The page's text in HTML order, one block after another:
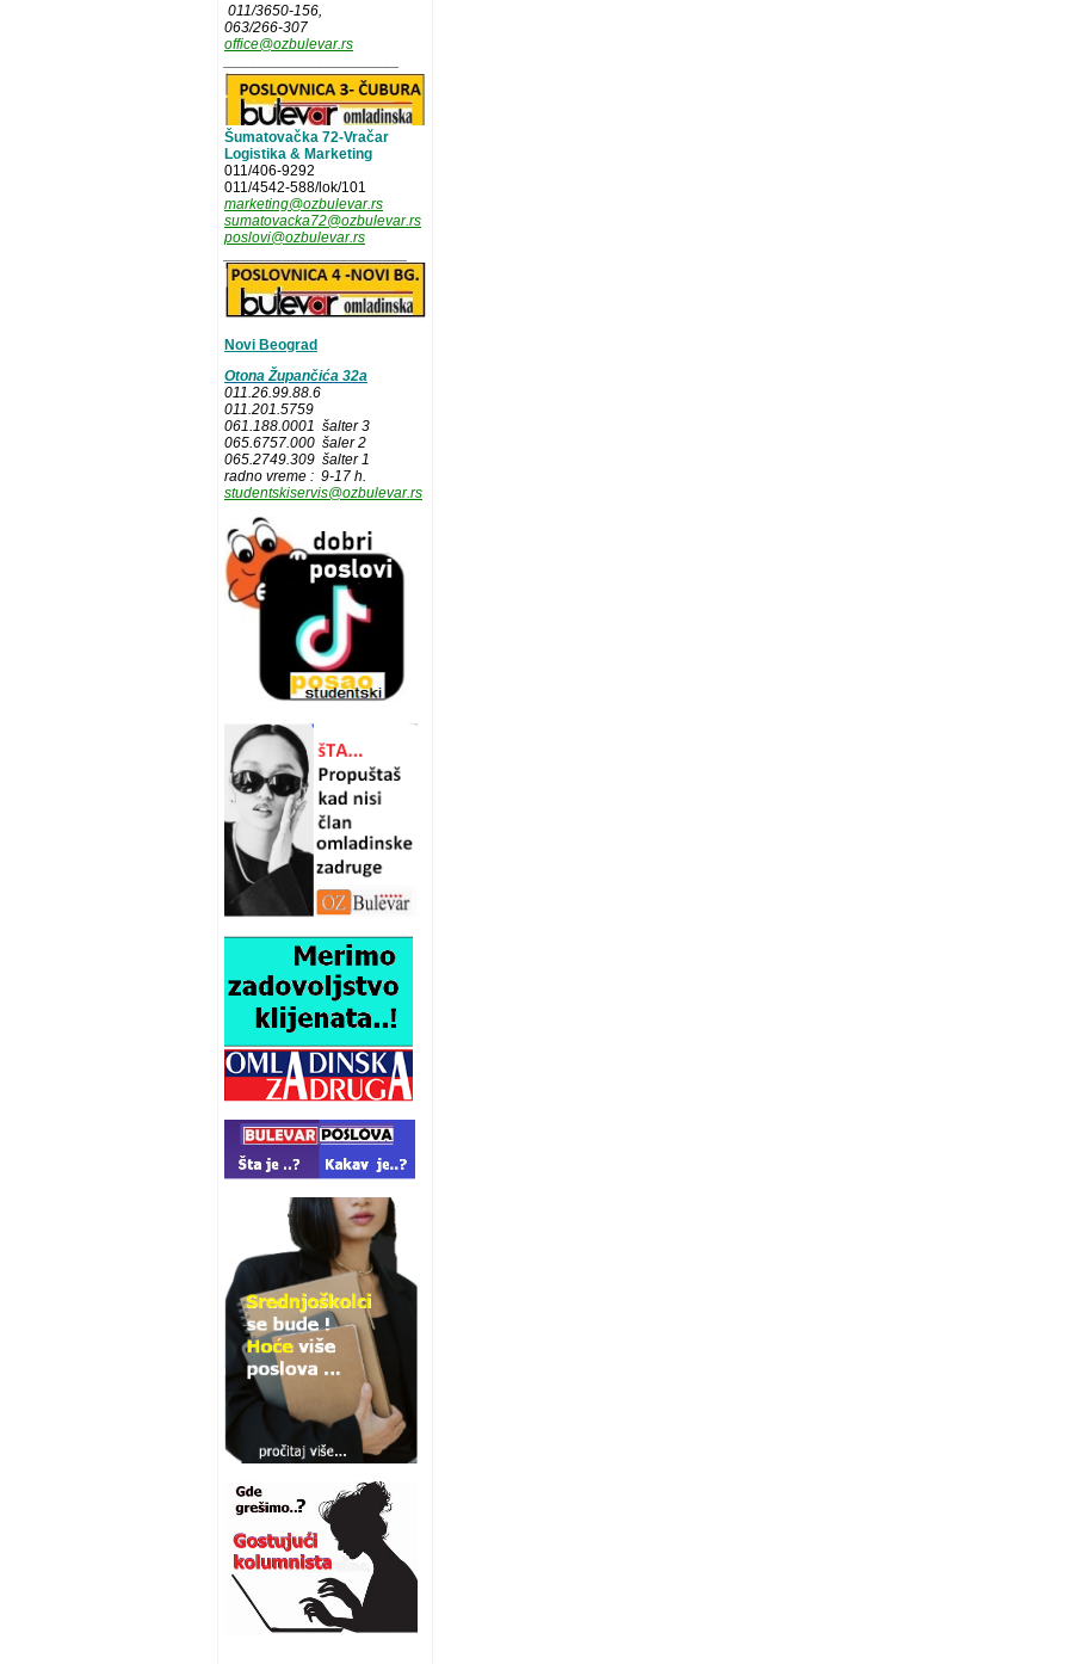
011/3650-156,
063/266-307
office@ozbulevar.rs
Šumatovačka 72-Vračar
Logistika & Marketing
011/406-9292
011/4542-588/lok/101
marketing@ozbulevar.rs
sumatovacka72@ozbulevar.rs
poslovi@ozbulevar.rs
Novi Beograd
Otona Župančića 32a
011.26.99.88.6
011.201.5759
061.188.0001 šalter 3
065.6757.000 šaler 2
065.2749.309 šalter 1
radno vreme : 9-17 h.
studentskiservis@ozbulevar.rs